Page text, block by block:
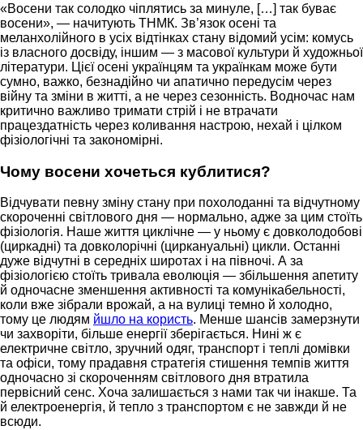
«Восени так солодко чіплятись за минуле, […] так буває
восени», — начитують ТНМК. Зв’язок осені та
меланхолійного в усіх відтінках стану відомий усім: комусь
із власного досвіду, іншим — з масової культури й художньої
літератури. Цієї осені українцям та українкам може бути
сумно, важко, безнадійно чи апатично передусім через
війну та зміни в житті, а не через сезонність. Водночас нам
критично важливо тримати стрій і не втрачати
працездатність через коливання настрою, нехай і цілком
фізіологічні та закономірні.
Чому восени хочеться кублитися?
Відчувати певну зміну стану при похолоданні та відчутному
скороченні світлового дня — нормально, адже за цим стоїть
фізіологія. Наше життя циклічне — у ньому є довколодобові
(циркадні) та довколорічні (циркануальні) цикли. Останні
дуже відчутні в середніх широтах і на півночі. А за
фізіологією стоїть тривала еволюція — збільшення апетиту
й одночасне зменшення активності та комунікабельності,
коли вже зібрали врожай, а на вулиці темно й холодно,
тому це людям йшло на користь. Менше шансів замерзнути
чи захворіти, більше енергії зберігається. Нині ж є
електричне світло, зручний одяг, транспорт і теплі домівки
та офіси, тому прадавня стратегія стишення темпів життя
одночасно зі скороченням світлового дня втратила
первісний сенс. Хоча залишається з нами так чи інакше. Та
й електроенергія, й тепло з транспортом є не завжди й не
всюди.